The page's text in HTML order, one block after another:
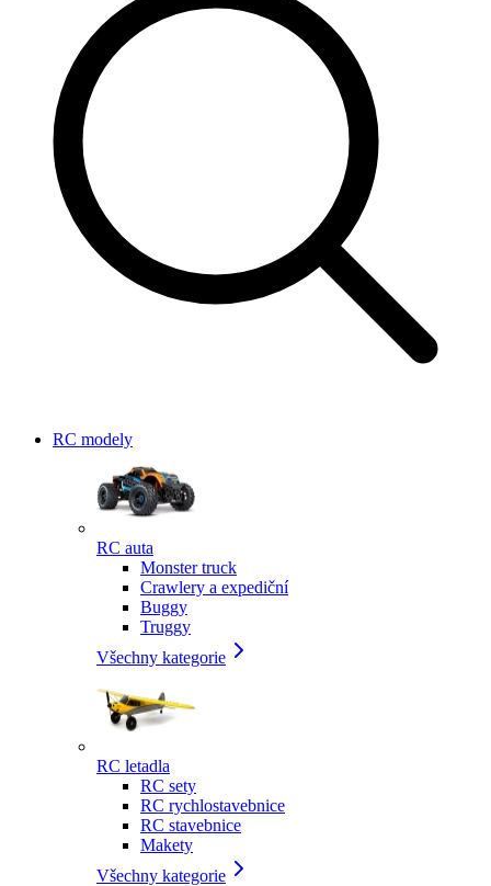
RC modely
RC auta
Monster truck
Crawlery a expediční
Buggy
Truggy
Všechny kategorie
RC letadla
RC sety
RC rychlostavebnice
RC stavebnice
Makety
Všechny kategorie